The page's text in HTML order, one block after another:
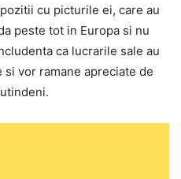
cu picturile ei, care au
peste tot in Europa si nu
ca lucrarile sale au
vor ramane apreciate de